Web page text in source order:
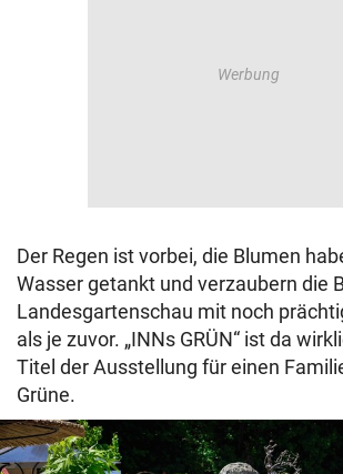
Der Regen ist vorbei, die Blumen
Wasser getankt und verzaubern die
Landesgartenschau mit noch
als je zuvor. „INNs GRÜN“ ist da
Titel der Ausstellung für einen
Grüne.